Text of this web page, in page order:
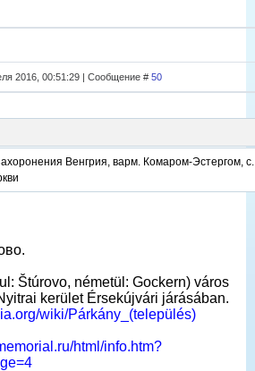
2016, 00:51:29 | Сообщение # 50
Венгрия, варм. Комаром-Эстергом, с.
Štúrovo, németül: Gockern) város
kerület Érsekújvári járásában.
wiki/Párkány_(település)
html/info.htm?